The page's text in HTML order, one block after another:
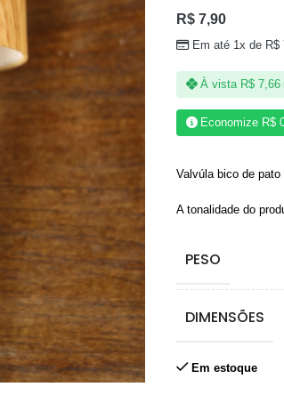
R$7,90
Em até 1x de R$
À vista R$7,66
Economize R$
Valvúla bico de pato
A tonalidade do
PESO
DIMENSÕES
Em estoque